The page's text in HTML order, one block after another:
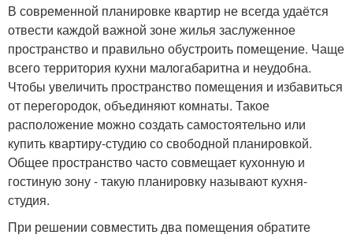
В современной планировке квартир не всегда удаётся
отвести каждой важной зоне жилья заслуженное
пространство и правильно обустроить помещение. Чаще
всего территория кухни малогабаритна и неудобна.
Чтобы увеличить пространство помещения и избавиться
от перегородок, объединяют комнаты. Такое
расположение можно создать самостоятельно или
купить квартиру-студию со свободной планировкой.
Общее пространство часто совмещает кухонную и
гостиную зону - такую планировку называют кухня-
студия.
При решении совместить два помещения обратите